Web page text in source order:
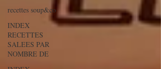
recettes soup&co
INDEX
RECETTES
SALEES PAR
NOMBRE DE